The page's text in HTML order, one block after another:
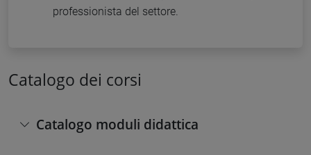
professionista del settore.
Catalogo dei corsi
Catalogo moduli didattica